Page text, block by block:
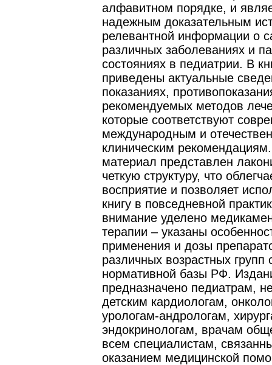
алфавитном порядке, и
надежным доказательным
релевантной информации о
различных заболеваниях и
состояниях в педиатрии. В
приведены актуальные
показаниях,
рекомендуемых методов
которые соответствуют
международным и
клиническим
материал представлен
четкую структуру, что
восприятие и позволяет
книгу в повседневной
внимание уделено
терапии – указаны
применения и дозы
различных возрастных групп
нормативной базы РФ.
предназначено педиатрам,
детским кардиологам,
урологам-андрологам,
эндокринологам, врачам
всем специалистам,
оказанием медицинской